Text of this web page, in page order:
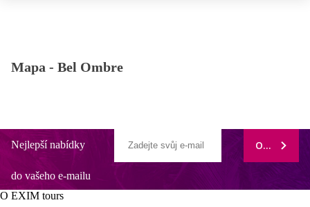
Mapa - Bel Ombre
Nejlepší nabídky
do vašeho e-mailu
ODEBÍRAT
O EXIM tours